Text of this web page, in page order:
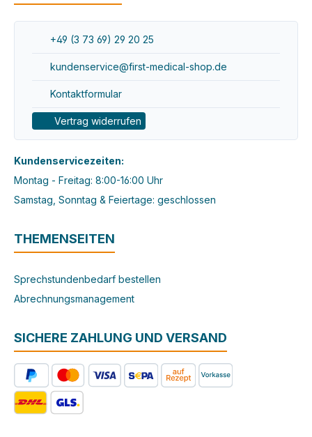
+49 (3 73 69) 29 20 25
kundenservice@first-medical-shop.de
Kontaktformular
Vertrag widerrufen
Kundenservicezeiten:
Montag - Freitag: 8:00-16:00 Uhr
Samstag, Sonntag & Feiertage: geschlossen
THEMENSEITEN
Sprechstundenbedarf bestellen
Abrechnungsmanagement
SICHERE ZAHLUNG UND VERSAND